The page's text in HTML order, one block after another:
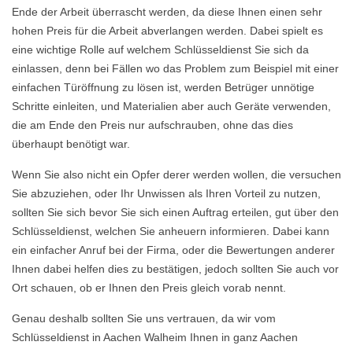
Ende der Arbeit überrascht werden, da diese Ihnen einen sehr
hohen Preis für die Arbeit abverlangen werden. Dabei spielt es
eine wichtige Rolle auf welchem Schlüsseldienst Sie sich da
einlassen, denn bei Fällen wo das Problem zum Beispiel mit einer
einfachen Türöffnung zu lösen ist, werden Betrüger unnötige
Schritte einleiten, und Materialien aber auch Geräte verwenden,
die am Ende den Preis nur aufschrauben, ohne das dies
überhaupt benötigt war.
Wenn Sie also nicht ein Opfer derer werden wollen, die versuchen
Sie abzuziehen, oder Ihr Unwissen als Ihren Vorteil zu nutzen,
sollten Sie sich bevor Sie sich einen Auftrag erteilen, gut über den
Schlüsseldienst, welchen Sie anheuern informieren. Dabei kann
ein einfacher Anruf bei der Firma, oder die Bewertungen anderer
Ihnen dabei helfen dies zu bestätigen, jedoch sollten Sie auch vor
Ort schauen, ob er Ihnen den Preis gleich vorab nennt.
Genau deshalb sollten Sie uns vertrauen, da wir vom
Schlüsseldienst in Aachen Walheim Ihnen in ganz Aachen